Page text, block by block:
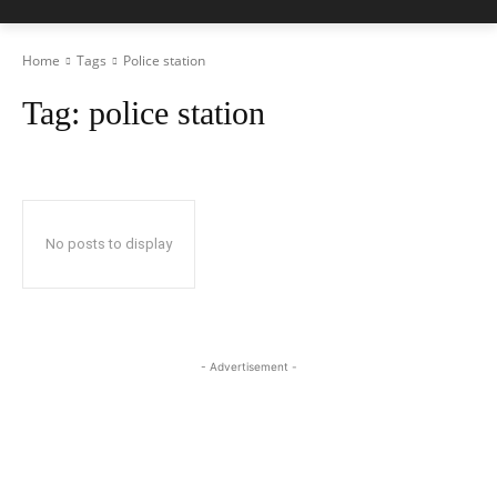
Home Tags Police station
Tag: police station
No posts to display
- Advertisement -